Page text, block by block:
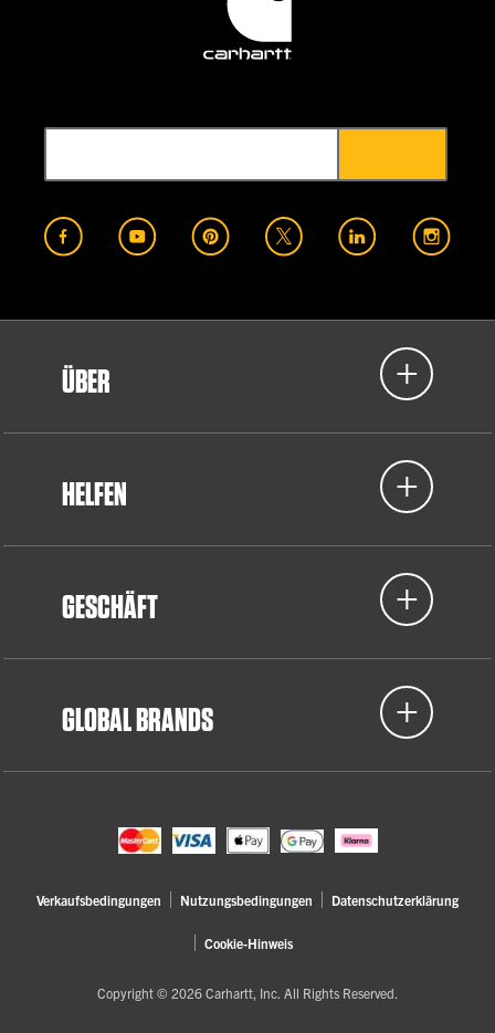
ÜBER
HELFEN
GESCHÄFT
GLOBAL BRANDS
Verkaufsbedingungen Nutzungsbedingungen Datenschutzerklärung
Cookie-Hinweis
Copyright © 2026 Carhartt, Inc. All Rights Reserved.